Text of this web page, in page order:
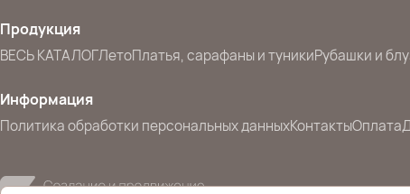
Продукция
ВЕСЬ КАТАЛОГЛетоПлатья, сарафаны и туникиРубашки и
Информация
Политика обработки персональных данныхКонтактыОплата